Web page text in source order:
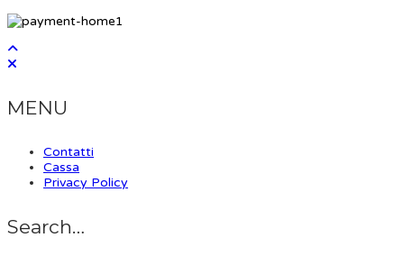
MENU
Contatti
Cassa
Privacy Policy
Search…